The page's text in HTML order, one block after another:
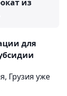
из
для
Грузия уже